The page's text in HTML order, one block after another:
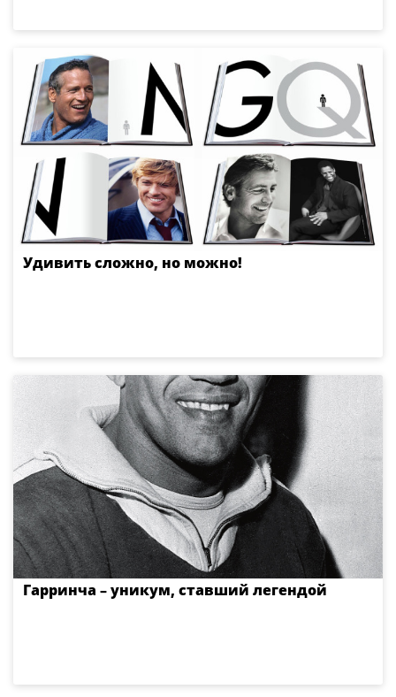
Удивить сложно, но можно!
Гарринча – уникум, ставший легендой